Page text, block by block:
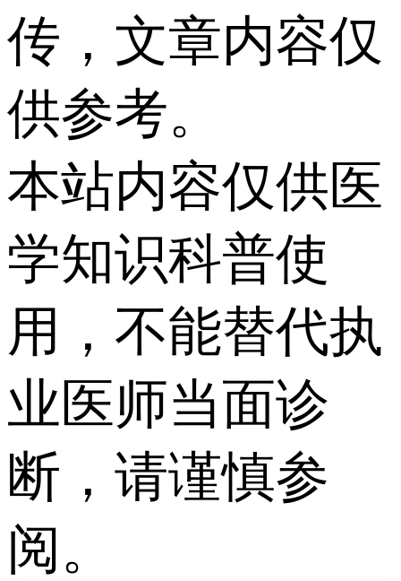
传，文章内容仅
供参考。
本站内容仅供医
学知识科普使
用，不能替代执
业医师当面诊
断，请谨慎参
阅。